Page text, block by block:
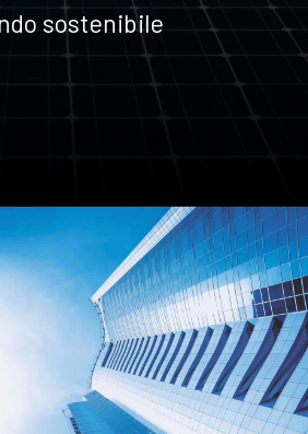
sostenibile